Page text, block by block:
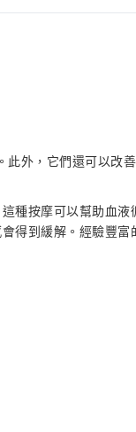
此外，它們還可以改
種按摩可以幫助血液
得到緩解。經驗豐富